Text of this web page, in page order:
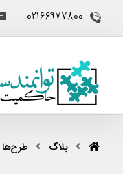
02166977800
بلاگ طرح‌ها